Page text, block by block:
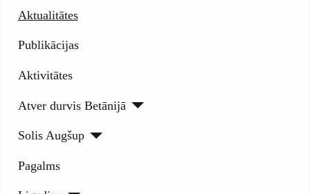
Aktualitātes
Publikācijas
Aktivitātes
Atver durvis Betānijā
Solis Augšup
Pagalms